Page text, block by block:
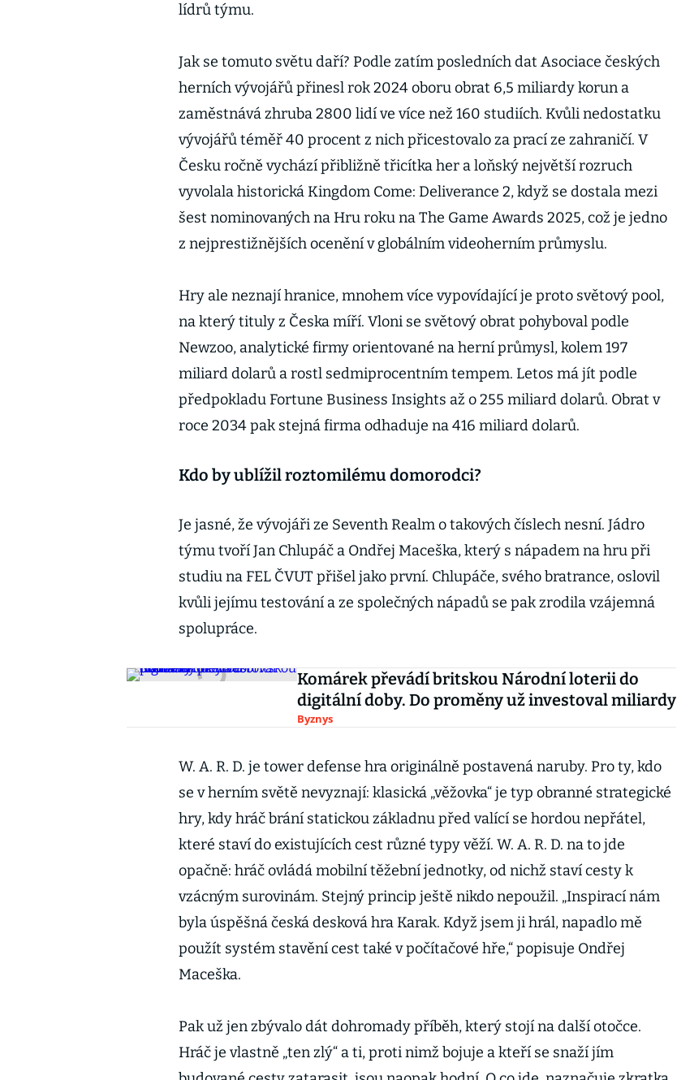
lídrů týmu.
Jak se tomuto světu daří? Podle zatím posledních dat Asociace českých
herních vývojářů přinesl rok 2024 oboru obrat 6,5 miliardy korun a
zaměstnává zhruba 2800 lidí ve více než 160 studiích. Kvůli nedostatku
vývojářů téměř 40 procent z nich přicestovalo za prací ze zahraničí. V
Česku ročně vychází přibližně třicítka her a loňský největší rozruch
vyvolala historická Kingdom Come: Deliverance 2, když se dostala mezi
šest nominovaných na Hru roku na The Game Awards 2025, což je jedno
z nejprestižnějších ocenění v globálním videoherním průmyslu.
Hry ale neznají hranice, mnohem více vypovídající je proto světový pool,
na který tituly z Česka míří. Vloni se světový obrat pohyboval podle
Newzoo, analytické firmy orientované na herní průmysl, kolem 197
miliard dolarů a rostl sedmiprocentním tempem. Letos má jít podle
předpokladu Fortune Business Insights až o 255 miliard dolarů. Obrat v
roce 2034 pak stejná firma odhaduje na 416 miliard dolarů.
Kdo by ublížil roztomilému domorodci?
Je jasné, že vývojáři ze Seventh Realm o takových číslech nesní. Jádro
týmu tvoří Jan Chlupáč a Ondřej Maceška, který s nápadem na hru při
studiu na FEL ČVUT přišel jako první. Chlupáče, svého bratrance, oslovil
kvůli jejímu testování a ze společných nápadů se pak zrodila vzájemná
spolupráce.
Komárek převádí britskou Národní loterii do
digitální doby. Do proměny už investoval miliardy
Byznys
W. A. R. D. je tower defense hra originálně postavená naruby. Pro ty, kdo
se v herním světě nevyznají: klasická „věžovka“ je typ obranné strategické
hry, kdy hráč brání statickou základnu před valící se hordou nepřátel,
které staví do existujících cest různé typy věží. W. A. R. D. na to jde
opačně: hráč ovládá mobilní těžební jednotky, od nichž staví cesty k
vzácným surovinám. Stejný princip ještě nikdo nepoužil. „Inspirací nám
byla úspěšná česká desková hra Karak. Když jsem ji hrál, napadlo mě
použít systém stavění cest také v počítačové hře,“ popisuje Ondřej
Maceška.
Pak už jen zbývalo dát dohromady příběh, který stojí na další otočce.
Hráč je vlastně „ten zlý“ a ti, proti nimž bojuje a kteří se snaží jím